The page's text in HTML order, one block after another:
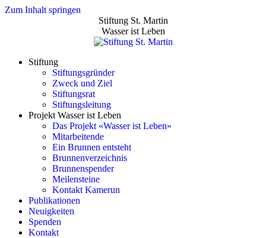
Zum Inhalt springen
Stiftung St. Martin
Wasser ist Leben
Stiftung
Stiftungsgründer
Zweck und Ziel
Stiftungsrat
Stiftungsleitung
Projekt Wasser ist Leben
Das Projekt «Wasser ist Leben»
Mitarbeitende
Ein Brunnen entsteht
Brunnenverzeichnis
Brunnenspender
Meilensteine
Kontakt Kamerun
Publikationen
Neuigkeiten
Spenden
Kontakt